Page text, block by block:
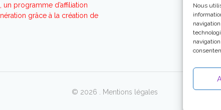
Nous
un programme d’affiliation
grâce à la création de
© 2026 . Mentions légales